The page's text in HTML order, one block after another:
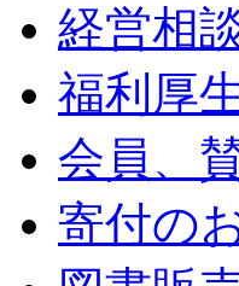
経営相
福利厚
会員、
寄付の